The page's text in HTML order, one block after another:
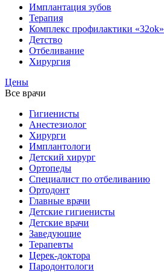
Имплантация зубов
Терапия
Комплекс профилактики «32ok»
Детство
Отбеливание
Хирургия
Цены
Все врачи
Гигиенисты
Анестезиолог
Хирурги
Имплантологи
Детский хирург
Ортопеды
Специалист по отбеливанию
Ортодонт
Главные врачи
Детские гигиенисты
Детские врачи
Заведующие
Терапевты
Церек-доктора
Пародонтологи